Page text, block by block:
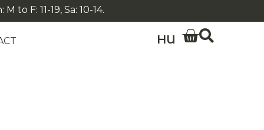
to F: 11-19, Sa: 10-14.
HU